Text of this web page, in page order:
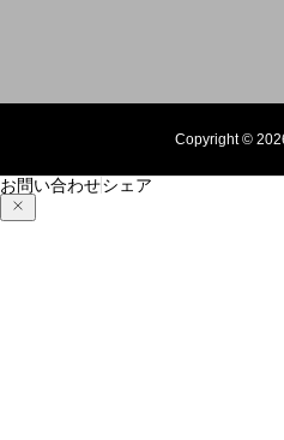
Copyright ©
お問い合わせシェア